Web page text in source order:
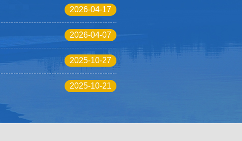
2026-04-17
2026-04-07
2025-10-27
2025-10-21